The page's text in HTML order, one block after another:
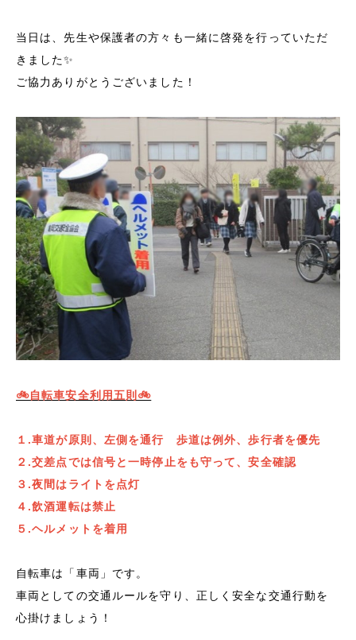
当日は、先生や保護者の方々も一緒に啓発を行っていただ
きました✨
ご協力ありがとうございました！
🚲自転車安全利用五則🚲
１.車道が原則、左側を通行 歩道は例外、歩行者を優先
２.交差点では信号と一時停止をも守って、安全確認
３.夜間はライトを点灯
４.飲酒運転は禁止
５.ヘルメットを着用
自転車は「車両」です。
車両としての交通ルールを守り、正しく安全な交通行動を
心掛けましょう！